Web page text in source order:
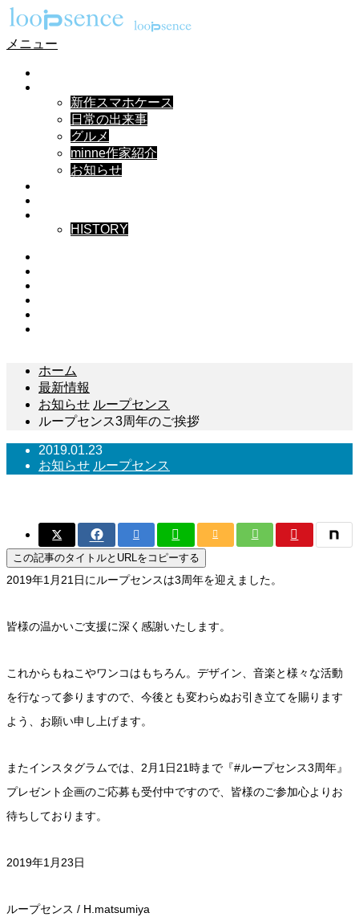
メニュー
新作スマホケース
日常の出来事
グルメ
minne作家紹介
お知らせ
HISTORY
ホーム
最新情報
お知らせ ループセンス
ループセンス3周年のご挨拶
2019.01.23
お知らせ ループセンス
この記事のタイトルとURLをコピーする
2019年1月21日にループセンスは3周年を迎えました。
皆様の温かいご支援に深く感謝いたします。
これからもねこやワンコはもちろん。デザイン、音楽と様々な活動
を行なって参りますので、今後とも変わらぬお引き立てを賜ります
よう、お願い申し上げます。
またインスタグラムでは、2月1日21時まで『#ループセンス3周年』
プレゼント企画のご応募も受付中ですので、皆様のご参加心よりお
待ちしております。
2019年1月23日
ループセンス / H.matsumiya